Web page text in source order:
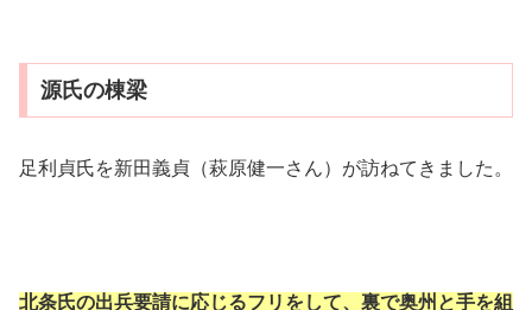
源氏の棟梁
足利貞氏を新田義貞（萩原健一さん）が訪ねてきました。
北条氏の出兵要請に応じるフリをして、裏で奥州と手を組